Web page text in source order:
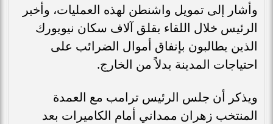
وأشار إلى تمويل واشنطن لهذه العمليات، وأخبر
الرئيس خلال اللقاء بقلق آلاف سكان نيويورك
الذين يطالبون بإنفاق أموال الضرائب على
احتياجات المدينة بدلاً من الخارج.
ويذكر أن جلس الرئيس ترامب مع العمدة
المنتخب زهران ممداني أمام الكاميرات بعد